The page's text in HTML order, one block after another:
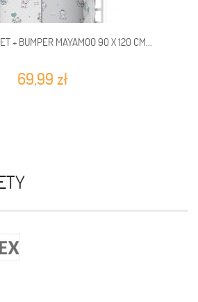
+ BUMPER MAYAMOO 90 X 120 CM...
69,99 zł